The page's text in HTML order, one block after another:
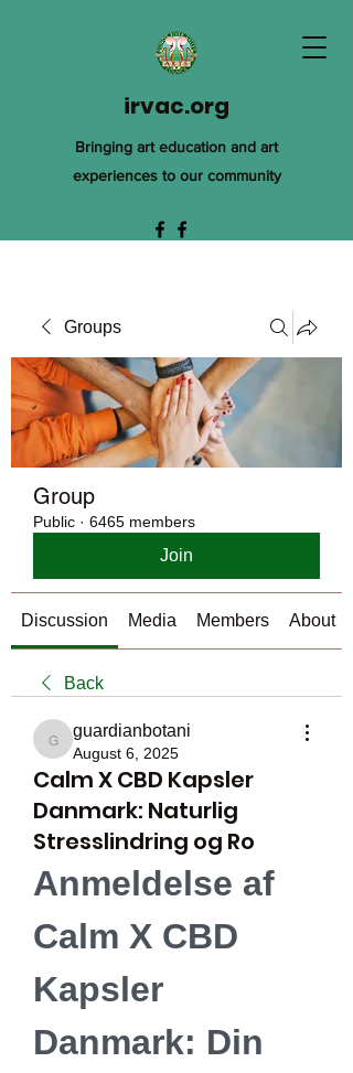
irvac.org
Bringing art education and art
experiences to our community
Groups
Group
Public · 6465 members
Join
Discussion Media Members About
Back
guardianbotani
guardianbotani
August 6, 2025
Calm X CBD Kapsler
Danmark: Naturlig
Stresslindring og Ro
Anmeldelse af
Calm X CBD
Kapsler
Danmark: Din